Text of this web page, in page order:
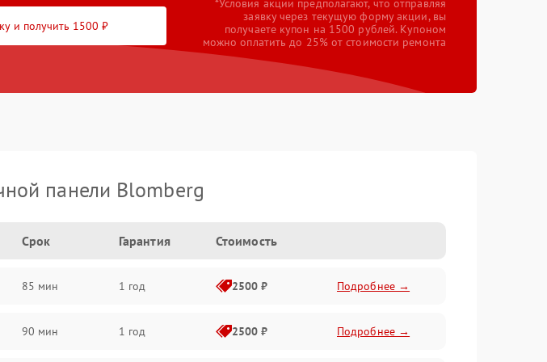
и получить 1500 ₽
*Условия акции предполагают, что отправляя
заявку через текущую форму акции, вы
получаете купон на 1500 рублей. Купоном
можно оплатить до 25% от стоимости ремонта
панели Blomberg
Срок Гарантия Стоимость
85 мин 1 год 2500 ₽ Подробнее →
90 мин 1 год 2500 ₽ Подробнее →